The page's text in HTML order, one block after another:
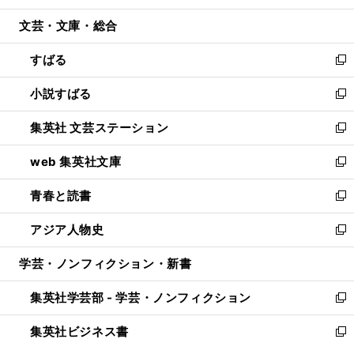
開
ウ
開
く
ン
ウ
で
開
く
ウ
ン
ド
ウ
で
開
く
文芸・文庫・総合
すばる
新
し
い
ウ
ィ
ン
ド
ウ
で
開
く
小説すばる
新
し
い
ウ
ィ
ン
ド
ウ
で
開
集英社 文芸ステーション
新
し
い
ウ
ィ
ン
ド
ウ
開
く
web 集英社文庫
新
し
い
ウ
ィ
ン
ウ
で
開
く
青春と読書
新
し
い
ウ
ン
ド
ウ
で
アジア人物史
新
し
ウ
ィ
ン
ド
学芸・ノンフィクション・新書
集英社学芸部 - 学芸・ノンフィクション
新
し
い
集英社ビジネス書
新